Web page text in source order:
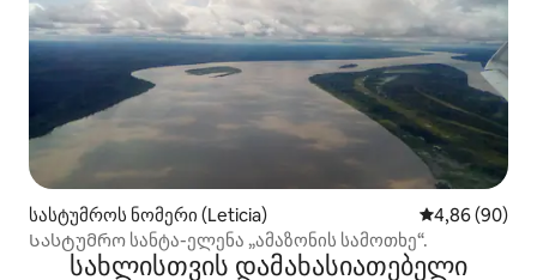
სასტუმროს ნომერი (Leticia) საშუალო
4,86 (90)
Სასტუმრო სანტა-ელენა „ამაზონის სამოთხე“.
სახლისთვის დამახასიათებელი